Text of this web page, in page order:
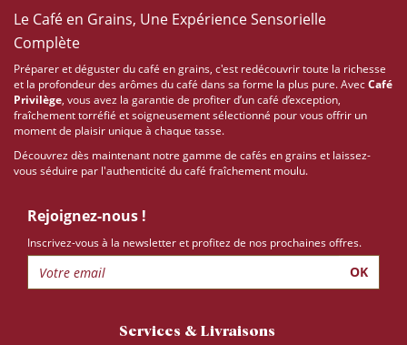
Le Café en Grains, Une Expérience Sensorielle
Complète
Préparer et déguster du café en grains, c'est redécouvrir toute la richesse
et la profondeur des arômes du café dans sa forme la plus pure. AvecCafé
Privilège, vous avez la garantie de profiter d’un café d’exception,
fraîchement torréfié et soigneusement sélectionné pour vous offrir un
moment de plaisir unique à chaque tasse.
Découvrez dès maintenant notre gamme de cafés en grains et laissez-
vous séduire par l'authenticité du café fraîchement moulu.
Rejoignez-nous !
Inscrivez-vous à la newsletter et profitez de nos prochaines offres.
OK
Services & Livraisons